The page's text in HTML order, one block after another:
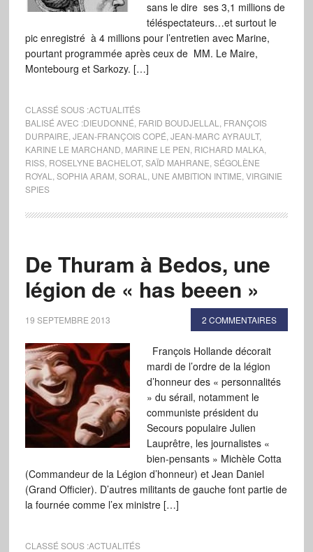
sans le dire ses 3,1 millions de
téléspectateurs…et surtout le
pic enregistré à 4 millions pour l’entretien avec Marine,
pourtant programmée après ceux de MM. Le Maire,
Montebourg et Sarkozy. […]
CLASSÉ SOUS :ACTUALITÉS
BALISÉ AVEC :DIEUDONNÉ FARID BOUDJELLAL
FRANÇOIS
DURPAIRE JEAN-FRANÇOIS COPÉ JEAN-MARC AYRAULT,
KARINE LE MARCHAND MARINE LE PEN RICHARD MALKA,
RISS, ROSELYNE BACHELOT, SAÏD MAHRANE SÉGOLÈNE
ROYAL
SOPHIA ARAM SORAL UNE AMBITION INTIME VIRGINIE
SPIES
De Thuram à Bedos, une
légion de « has beeen »
19 SEPTEMBRE 2013 2 COMMENTAIRES
François Hollande décorait
mardi de l’ordre de la légion
d’honneur des « personnalités
» du sérail, notamment le
communiste président du
Secours populaire Julien
Lauprêtre, les journalistes «
bien-pensants » Michèle Cotta
(Commandeur de la Légion d’honneur) et Jean Daniel
(Grand Officier). D’autres militants de gauche font partie de
la fournée comme l’ex ministre […]
CLASSÉ SOUS :ACTUALITÉS